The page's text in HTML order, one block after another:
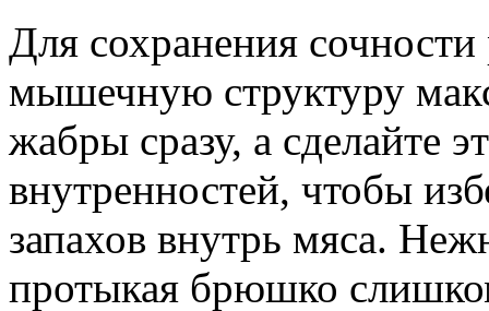
Для сохранения сочности
мышечную структуру
жабры сразу, а сделайте
внутренностей, чтобы
запахов внутрь мяса.
протыкая брюшко